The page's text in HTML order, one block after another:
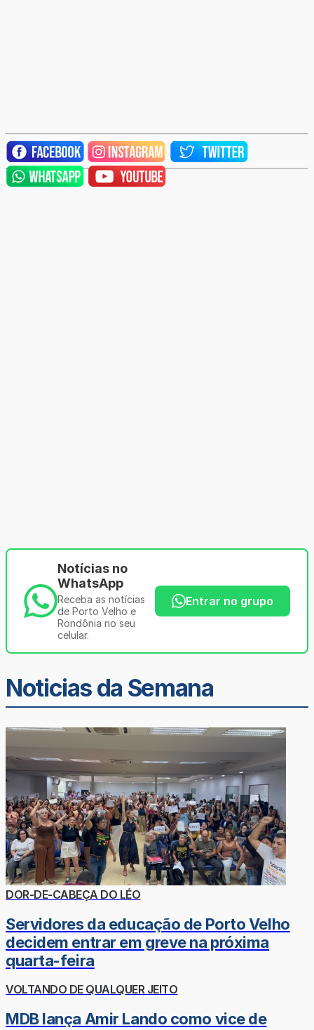
Notícias no
WhatsApp
Receba as notícias
de Porto Velho e
Rondônia no seu
celular.
Entrar no grupo
Noticias da Semana
DOR-DE-CABEÇA DO LÉO
Servidores da educação de Porto Velho
decidem entrar em greve na próxima
quarta-feira
VOLTANDO DE QUALQUER JEITO
MDB lança Amir Lando como vice de